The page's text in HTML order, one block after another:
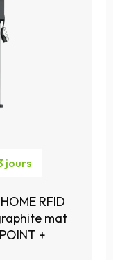
jours
RFID
mat
+